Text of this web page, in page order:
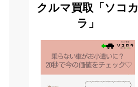
クルマ買取「ソコカ
ラ」